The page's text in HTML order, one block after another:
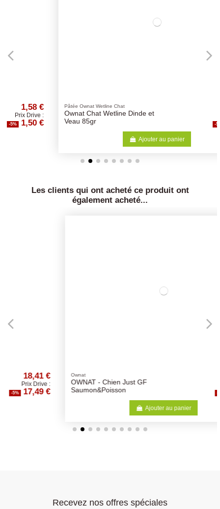
Pâtée Ownat Wetline Chat
Ownat Chat Wetline Dinde et
Veau 85gr
Ajouter au panier
Les clients qui ont acheté ce produit ont
également acheté...
Ownat
OWNAT - Chien Just GF
Saumon&Poisson
Ajouter au panier
Recevez nos offres spéciales